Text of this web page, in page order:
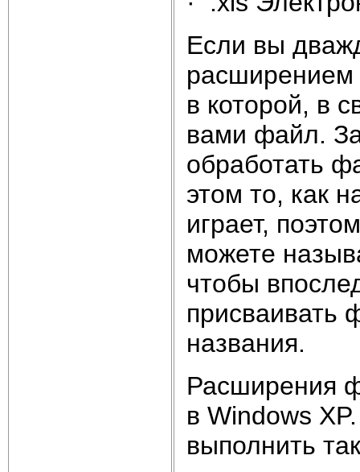
Если вы
расширением
в которой, в
вами файл.
обработать
этом то, как
играет,
можете
чтобы
присваивать
названия.
Расширения
в Windows
выполнить